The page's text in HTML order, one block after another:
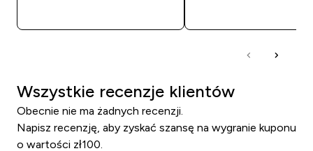
Wszystkie recenzje klientów
Obecnie nie ma żadnych recenzji.
Napisz recenzję, aby zyskać szansę na wygranie kuponu
o wartości zł100.